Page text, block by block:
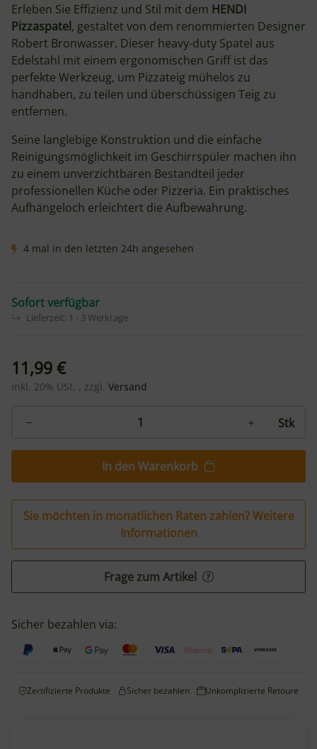
Erleben Sie Effizienz und Stil mit dem HENDI
Pizzaspatel, gestaltet von dem renommierten Designer
Robert Bronwasser. Dieser heavy-duty Spatel aus
Edelstahl mit einem ergonomischen Griff ist das
perfekte Werkzeug, um Pizzateig mühelos zu
handhaben, zu teilen und überschüssigen Teig zu
entfernen.
Seine langlebige Konstruktion und die einfache
Reinigungsmöglichkeit im Geschirrspüler machen ihn
zu einem unverzichtbaren Bestandteil jeder
professionellen Küche oder Pizzeria. Ein praktisches
Aufhängeloch erleichtert die Aufbewahrung.
4 mal in den letzten 24h angesehen
Sofort verfügbar
Lieferzeit: 1 - 3 Werktage
11,99 €
inkl. 20% USt. , zzgl. Versand
Stk
In den Warenkorb
Sie möchten in monatlichen Raten zahlen?Weitere
Informationen
Frage zum Artikel
Sicher bezahlen via:
Zertifizierte Produkte Sicher bezahlen Unkomplizierte Retoure